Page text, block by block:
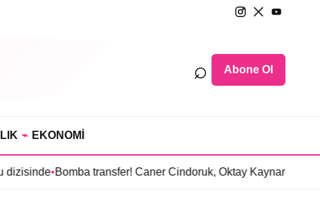
⌕ Abone Ol
⌁ EKONOMİ
• Bomba transfer! Caner Cindoruk, Oktay Kaynarcal’ı “Hamal”